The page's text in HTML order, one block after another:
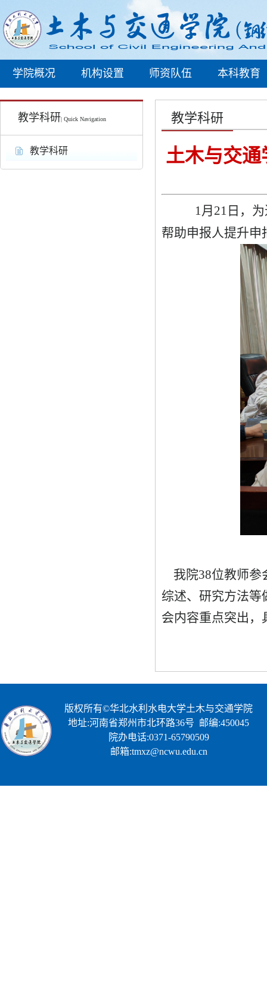
学院概况 机构设置 师资队伍 本科教育
教学科研| Quick Navigation
教学科研
教学科研
土木与交通
1月 21 日 ，
帮助申报人提升申
我院38位教师参
综述、研究方法等
会内容重点突出，
版权所有©华北水利水电大学土木与交通学院
地址:河南省郑州市北环路36号 邮编:450045
院办电话:0371-65790509
邮箱:tmxz@ncwu.edu.cn